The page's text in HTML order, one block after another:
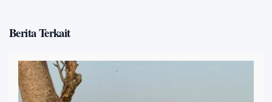
Berita Terkait